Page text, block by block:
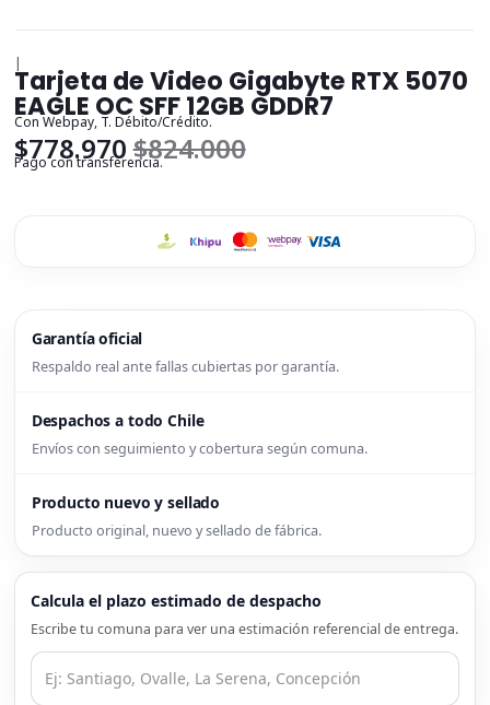
|
Tarjeta de Video Gigabyte RTX 5070
EAGLE OC SFF 12GB GDDR7
Con Webpay, T. Débito/Crédito.
$778.970$824.000
Pago con transferencia.
Garantía oficial
Respaldo real ante fallas cubiertas por garantía.
Despachos a todo Chile
Envíos con seguimiento y cobertura según comuna.
Producto nuevo y sellado
Producto original, nuevo y sellado de fábrica.
Calcula el plazo estimado de despacho
Escribe tu comuna para ver una estimación referencial de entrega.